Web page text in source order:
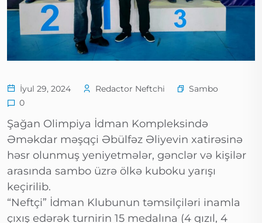
İyul 29, 2024 Redactor Neftchi
Sambo
0
Şağan Olimpiya İdman Kompleksində
Əməkdar məşqçi Əbülfəz Əliyevin xatirəsinə
həsr olunmuş yeniyetmələr, gənclər və kişilər
arasında sambo üzrə ölkə kuboku yarışı
keçirilib.
“Neftçi” İdman Klubunun təmsilçiləri inamla
çıxış edərək turnirin 15 medalına (4 qızıl, 4